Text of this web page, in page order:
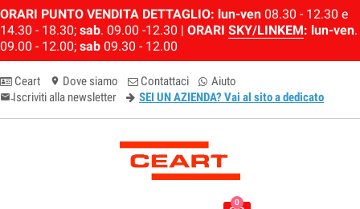
ORARI PUNTO VENDITA DETTAGLIO: lun-ven 08.30 - 12.30 e
14.30 - 18.30; sab. 09.00 -12.30 | ORARI SKY/LINKEM: lun-ven.
09.00 - 12.00; sab 09.30 - 12.00
Ceart location_on Dove siamo Contattaci Aiuto
email-newsletter
Iscriviti alla newsletter SEI UN AZIENDA? Vai al sito a dedicato
0